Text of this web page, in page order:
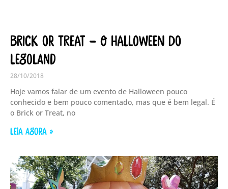
Brick or Treat – O Halloween do
Legoland
28/10/2018
Hoje vamos falar de um evento de Halloween pouco
conhecido e bem pouco comentado, mas que é bem legal. É
o Brick or Treat, no
LEIA AGORA »